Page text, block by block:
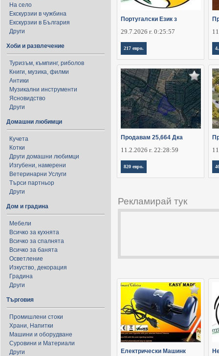
На село
Екскурзии в чужбина
Екскурзии в България
Други
Хоби и развлечение
Туризъм, къмпинг, риболов
Книги, музика, филми
Антики
Музикални инструменти
Ясновидство
Други
Домашни любимци
Кучета
Котки
Други домашни любимци
Изгубени, намерени
Ветеринарни Услуги
Търси партньор
Други
Дом и градина
Мебели
Всичко за кухнята
Всичко за спалнята
Всичко за банята
Осветление
Изкуство, декорация
Градина
Други
Търговия
Промишлени стоки
Храни, Напитки
Машини и оборудване
Суровини и Материали
Други
Португалски Език з
29.7.2026 г. 0:25:57
217 евро.
Продавам 25,664 Дка
11.2.2026 г. 22:28:59
820 евро.
Рекламирай тук
Електрически Машинк